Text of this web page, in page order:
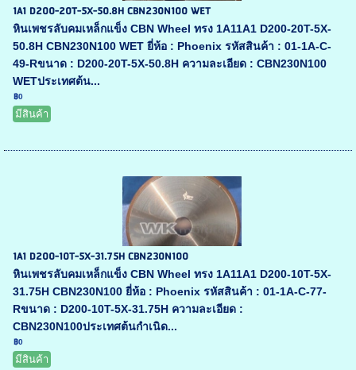
1A1 D200-20T-5X-50.8H CBN230N100 WET
หินเพชรลับคมเหล็กแข็ง CBN Wheel ทรง 1A11A1 D200-20T-5X-
50.8H CBN230N100 WET ยี่ห้อ : Phoenix รหัสสินค้า : 01-1A-C-
49-Rขนาด : D200-20T-5X-50.8H ความละเอียด : CBN230N100
WETประเทศต้น...
฿0
มีสินค้า
1A1 D200-10T-5X-31.75H CBN230N100
หินเพชรลับคมเหล็กแข็ง CBN Wheel ทรง 1A11A1 D200-10T-5X-
31.75H CBN230N100 ยี่ห้อ : Phoenix รหัสสินค้า : 01-1A-C-77-
Rขนาด : D200-10T-5X-31.75H ความละเอียด :
CBN230N100ประเทศต้นกำเนิด...
฿0
มีสินค้า